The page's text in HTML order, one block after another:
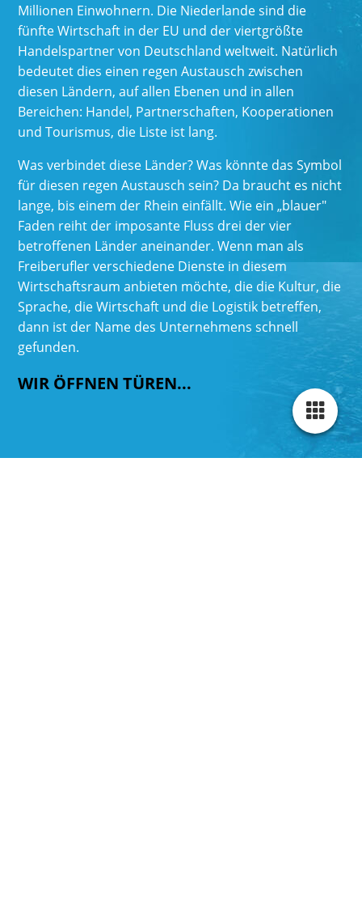
Millionen Einwohnern. Die Niederlande sind die
fünfte Wirtschaft in der EU und der viertgrößte
Handelspartner von Deutschland weltweit. Natürlich
bedeutet dies einen regen Austausch zwischen
diesen Ländern, auf allen Ebenen und in allen
Bereichen: Handel, Partnerschaften, Kooperationen
und Tourismus, die Liste ist lang.
Was verbindet diese Länder? Was könnte das Symbol
für diesen regen Austausch sein? Da braucht es nicht
lange, bis einem der Rhein einfällt. Wie ein „blauer"
Faden reiht der imposante Fluss drei der vier
betroffenen Länder aneinander. Wenn man als
Freiberufler verschiedene Dienste in diesem
Wirtschaftsraum anbieten möchte, die die Kultur, die
Sprache, die Wirtschaft und die Logistik betreffen,
dann ist der Name des Unternehmens schnell
gefunden.
WIR ÖFFNEN TÜREN...